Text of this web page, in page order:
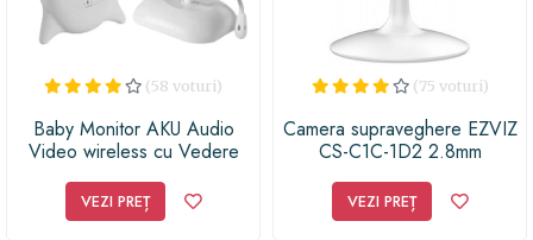
(58 voturi)
Baby Monitor AKU Audio
Video wireless cu Vedere
Temperatura, Monitorizare
belelusi, Persoane in varsta,
VEZI PREȚ
(75 voturi)
Camera supraveghere EZVIZ
CS-C1C-1D2 2.8mm
VEZI PREȚ